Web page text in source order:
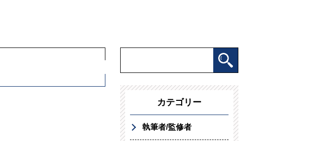
カテゴリー
執筆者/監修者